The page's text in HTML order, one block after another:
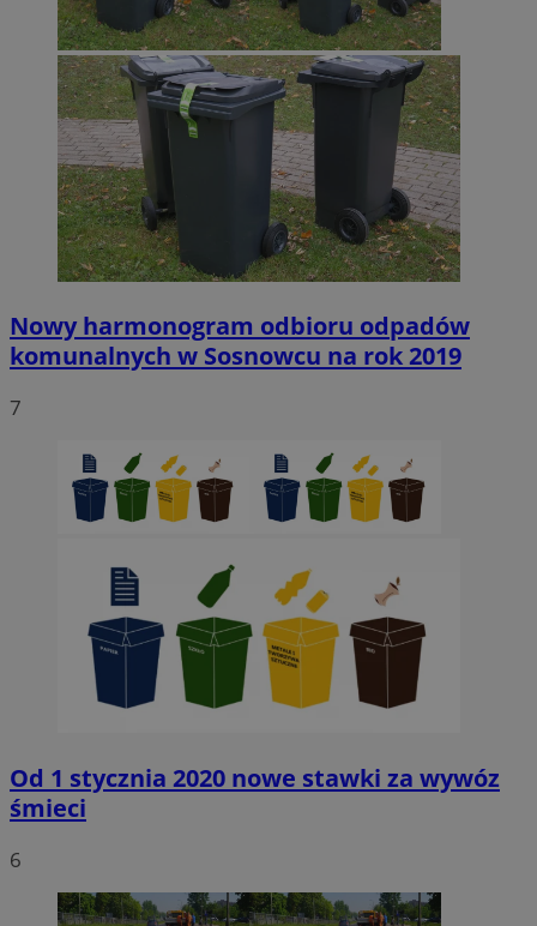
Nowy harmonogram odbioru odpadów
komunalnych w Sosnowcu na rok 2019
7
Od 1 stycznia 2020 nowe stawki za wywóz
śmieci
6